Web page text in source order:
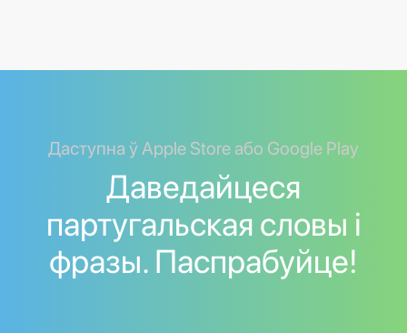
Даступна ў Apple Store або Google Play
Даведайцеся
партугальская словы і
фразы. Паспрабуйце!